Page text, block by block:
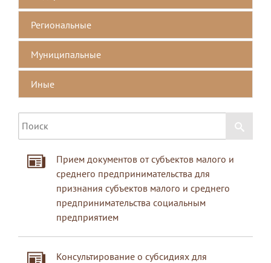
Региональные
Mуниципальные
Иные
Прием документов от субъектов малого и
среднего предпринимательства для
признания субъектов малого и среднего
предпринимательства социальным
предприятием
Консультирование о субсидиях для